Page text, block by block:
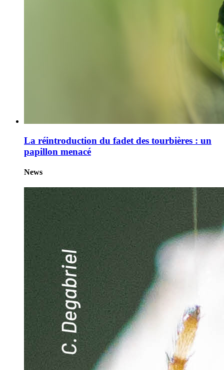
La réintroduction du fadet des tourbières : un
papillon menacé
News